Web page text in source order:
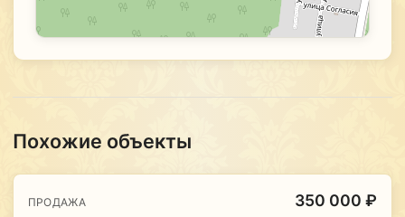
Похожие объекты
ПРОДАЖА 350 000 ₽